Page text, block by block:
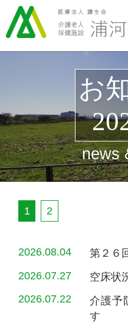
お
news
1 2
2026.08.04
第２６
2026.07.27
空床状
2026.07.22
介護予
す